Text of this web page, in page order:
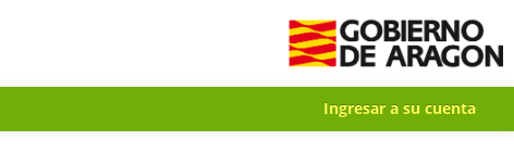
Ingresar a su cuenta